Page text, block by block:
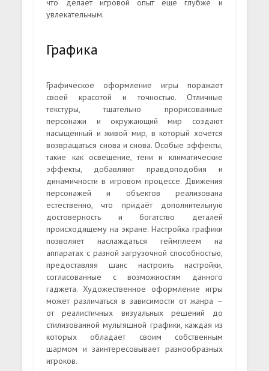
что делает игровой опыт ещё глубже и
увлекательным.
Графика
Графическое оформление игры поражает
своей красотой и точностью. Отличные
текстуры, тщательно прорисованные
персонажи и окружающий мир создают
насыщенный и живой мир, в который хочется
возвращаться снова и снова. Особые эффекты,
такие как освещение, тени и климатические
эффекты, добавляют правдоподобия и
динамичности в игровом процессе. Движения
персонажей и объектов реализована
естественно, что придаёт дополнительную
достоверность и богатство деталей
происходящему на экране. Настройка графики
позволяет наслаждаться геймплеем на
аппаратах с разной загрузочной способностью,
предоставляя шанс настроить настройки,
согласованные с возможностям данного
гаджета. Художественное оформление игры
может различаться в зависимости от жанра –
от реалистичных визуальных решений до
стилизованной мультяшной графики, каждая из
которых обладает своим собственным
шармом и заинтересовывает разнообразных
игроков.